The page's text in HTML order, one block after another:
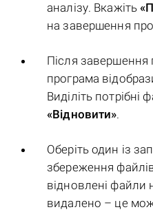
аналізу. Вкажіть
на завершення
Після завершення
програма
Виділіть потрібні
«Відновити».
Оберіть один із
збереження
відновлені файли
видалено – це